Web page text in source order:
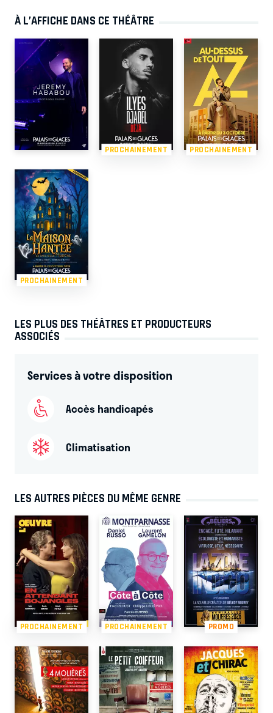
À L’AFFICHE DANS CE THÉÂTRE
PROCHAINEMENT PROCHAINEMENT
PROCHAINEMENT
LES PLUS DES THÉÂTRES ET PRODUCTEURS
ASSOCIÉS
Services à votre disposition
Accès handicapés
Climatisation
LES AUTRES PIÈCES DU MÊME GENRE
PROCHAINEMENT PROCHAINEMENT PROMO